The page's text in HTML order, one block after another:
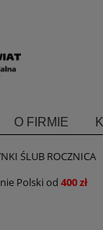
O FIRMIE
ŚLUB ROCZNICA
Polski od 400 zł